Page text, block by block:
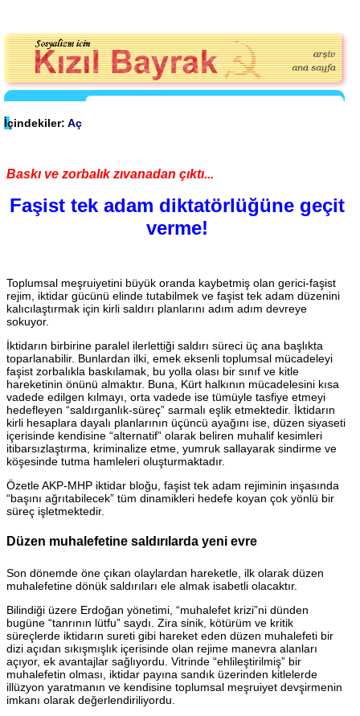
İçindekiler: Aç
Baskı ve zorbalık zıvanadan çıktı...
Faşist tek adam diktatörlüğüne geçit
verme!
Toplumsal meşruiyetini büyük oranda kaybetmiş olan gerici-faşist
rejim, iktidar gücünü elinde tutabilmek ve faşist tek adam düzenini
kalıcılaştırmak için kirli saldırı planlarını adım adım devreye
sokuyor.
İktidarın birbirine paralel ilerlettiği saldırı süreci üç ana başlıkta
toparlanabilir. Bunlardan ilki, emek eksenli toplumsal mücadeleyi
faşist zorbalıkla baskılamak, bu yolla olası bir sınıf ve kitle
hareketinin önünü almaktır. Buna, Kürt halkının mücadelesini kısa
vadede edilgen kılmayı, orta vadede ise tümüyle tasfiye etmeyi
hedefleyen “saldırganlık-süreç” sarmalı eşlik etmektedir. İktidarın
kirli hesaplara dayalı planlarının üçüncü ayağını ise, düzen siyaseti
içerisinde kendisine “alternatif” olarak beliren muhalif kesimleri
itibarsızlaştırma, kriminalize etme, yumruk sallayarak sindirme ve
köşesinde tutma hamleleri oluşturmaktadır.
Özetle AKP-MHP iktidar bloğu, faşist tek adam rejiminin inşasında
“başını ağrıtabilecek” tüm dinamikleri hedefe koyan çok yönlü bir
süreç işletmektedir.
Düzen muhalefetine saldırılarda yeni evre
Son dönemde öne çıkan olaylardan hareketle, ilk olarak düzen
muhalefetine dönük saldırıları ele almak isabetli olacaktır.
Bilindiği üzere Erdoğan yönetimi, “muhalefet krizi”ni dünden
bugüne “tanrının lütfu” saydı. Zira sinik, kötürüm ve kritik
süreçlerde iktidarın sureti gibi hareket eden düzen muhalefeti bir
dizi açıdan sıkışmışlık içerisinde olan rejime manevra alanları
açıyor, ek avantajlar sağlıyordu. Vitrinde “ehlileştirilmiş” bir
muhalefetin olması, iktidar payına sandık üzerinden kitlelerde
illüzyon yaratmanın ve kendisine toplumsal meşruiyet devşirmenin
imkanı olarak değerlendiriliyordu.